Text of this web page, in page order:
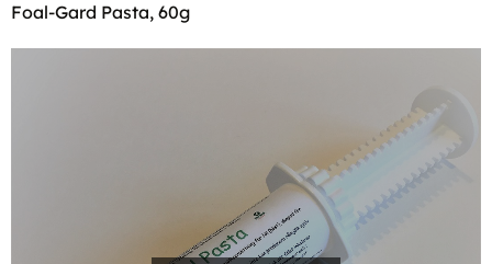
Foal-Gard Pasta, 60g